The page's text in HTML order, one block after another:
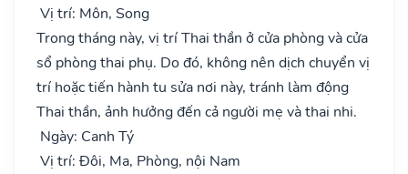
Vị trí: Môn, Song
Trong tháng này, vị trí Thai thần ở cửa phòng và cửa
sổ phòng thai phụ. Do đó, không nên dịch chuyển vị
trí hoặc tiến hành tu sửa nơi này, tránh làm động
Thai thần, ảnh hưởng đến cả người mẹ và thai nhi.
Ngày: Canh Tý
Vị trí: Đôi, Ma, Phòng, nội Nam